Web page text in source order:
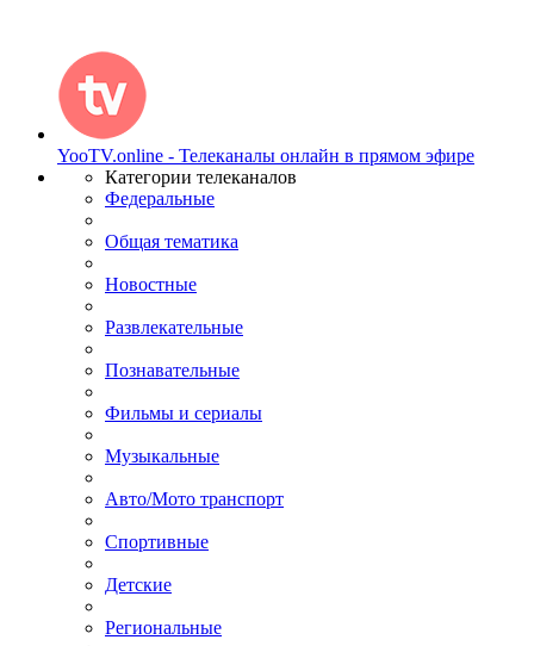
YooTV.online - Телеканалы онлайн в прямом эфире
Категории телеканалов
Федеральные
Общая тематика
Новостные
Развлекательные
Познавательные
Фильмы и сериалы
Музыкальные
Авто/Мото транспорт
Спортивные
Детские
Региональные